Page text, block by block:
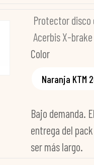
Protector disco
Acerbis X-
Color
Bajo demanda.
entrega del
ser más largo.